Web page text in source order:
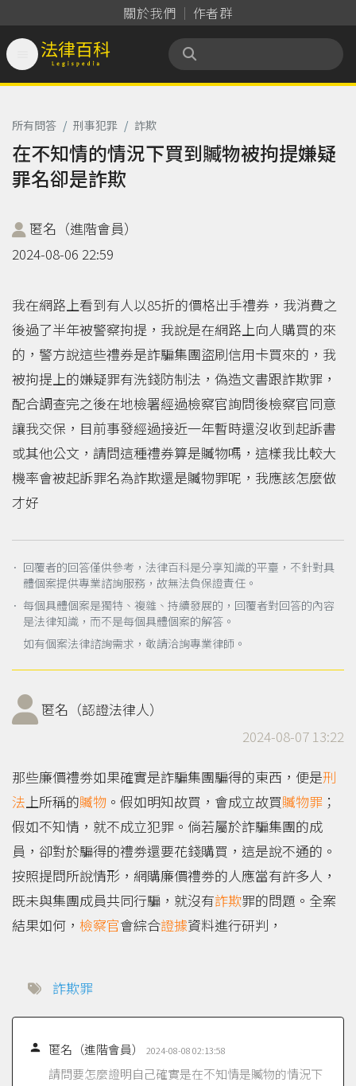
關於我們 作者群
法律百科 Legispedia
所有問答 / 刑事犯罪 / 詐欺
在不知情的情況下買到贓物被拘提嫌疑
罪名卻是詐欺
匿名（進階會員）
2024-08-06 22:59
我在網路上看到有人以85折的價格出手禮券，我消費之
後過了半年被警察拘提，我說是在網路上向人購買的來
的，警方說這些禮券是詐騙集團盜刷信用卡買來的，我
被拘提上的嫌疑罪有洗錢防制法，偽造文書跟詐欺罪，
配合調查完之後在地檢署經過檢察官詢問後檢察官同意
讓我交保，目前事發經過接近一年暫時還沒收到起訴書
或其他公文，請問這種禮券算是贓物嗎，這樣我比較大
機率會被起訴罪名為詐欺還是贓物罪呢，我應該怎麼做
才好
． 回覆者的回答僅供參考，法律百科是分享知識的平臺，不針對具
體個案提供專業諮詢服務，故無法負保證責任。
． 每個具體個案是獨特、複雜、持續發展的，回覆者對回答的內容
是法律知識，而不是每個具體個案的解答。
如有個案法律諮詢需求，敬請洽詢專業律師。
匿名（認證法律人）
2024-08-07 13:22
那些廉價禮劵如果確實是詐騙集團騙得的東西，便是刑
法 上所稱的贓物 。假如明知故買，會成立故買贓物罪 ；
假如不知情，就不成立犯罪。倘若屬於詐騙集團的成
員，卻對於騙得的禮劵還要花錢購買，這是說不通的。
按照提問所說情形，網購廉價禮劵的人應當有許多人，
既未與集團成員共同行騙，就沒有詐欺罪的問題。全案
結果如何， 檢察官會綜合證據資料進行研判，
詐欺罪
 匿名（進階會員） 2024-08-08 02:13:58
請問要怎麼證明自己確實是在不知情是贓物的情況下